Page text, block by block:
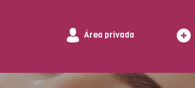
Área privada